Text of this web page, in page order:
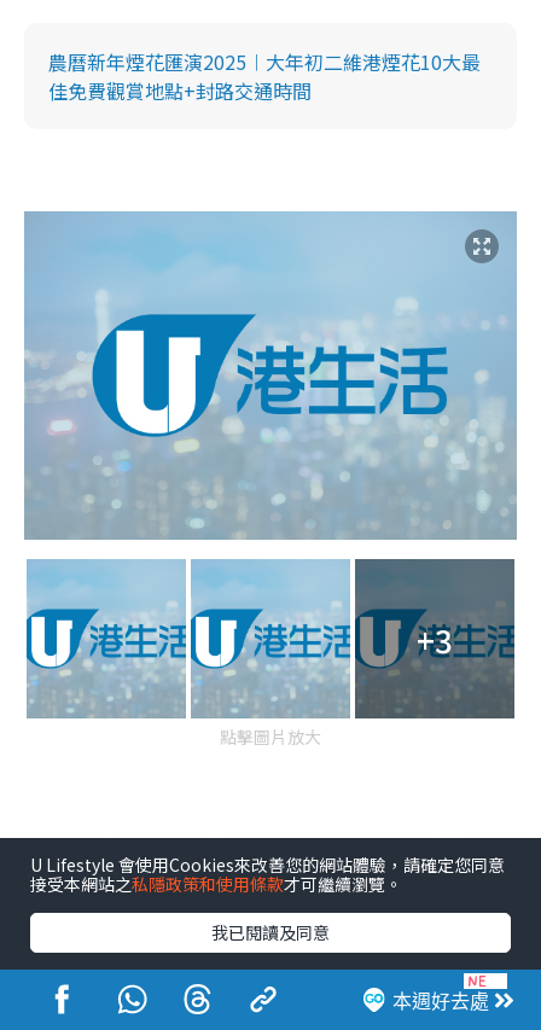
農曆新年煙花匯演2025︱大年初二維港煙花10大最
佳免費觀賞地點+封路交通時間
+3
點擊圖片放大
運輸署呼籲市民盡量使用公共交通以減少交通擠塞，並
留意最新的交通消息。
來源： 運輸署、警務處、HKET圖片庫 本週好去處
U Lifestyle 會使用Cookies來改善您的網站體驗，請確定您同意
接受本網站之私隱政策和使用條款才可繼續瀏覽。
我已閱讀及同意